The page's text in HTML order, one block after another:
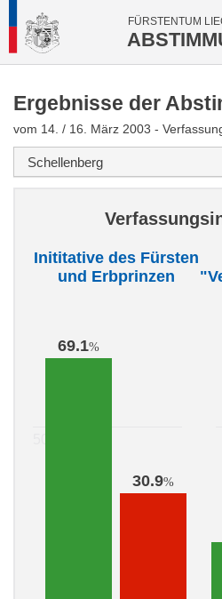
FÜRSTENTUM
Ergebnisse der
vom 14. / 16. März 2003 -
Inititative des Fürsten
und Erbprinzen
69.1%
30.9%